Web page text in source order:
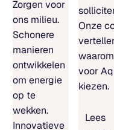
Zorgen voor
ons milieu.
Schonere
manieren
ontwikkelen
om energie
op te
wekken.
Innovatieve
Onze
voor
kiezen.
Lees